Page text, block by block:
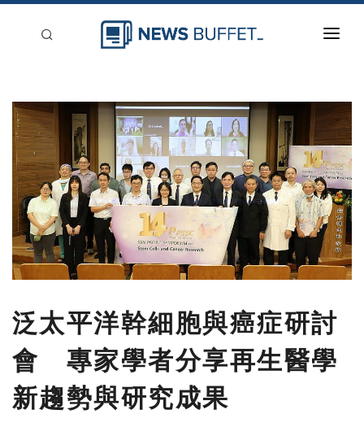
新聞稿分類
登入
刊登
泛太平洋幹細胞與癌症研討
會 專家學者分享再生醫學
新趨勢與研究成果